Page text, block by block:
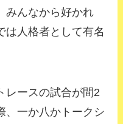
みんなから好かれ
は人格者として有名
レースの試合が間2
、一か八かトークシ